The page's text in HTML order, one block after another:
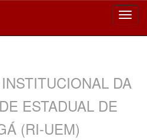
DA
ESTADUAL DE
(RI-UEM)